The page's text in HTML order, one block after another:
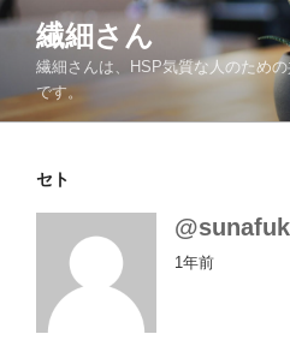
コ
ン
ツ
繊細さん
繊細さんは、HSP気質な人のため
です。
セト
1年前